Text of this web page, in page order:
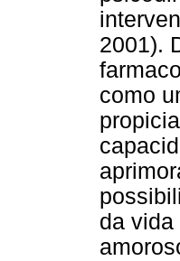
2001).
como
da